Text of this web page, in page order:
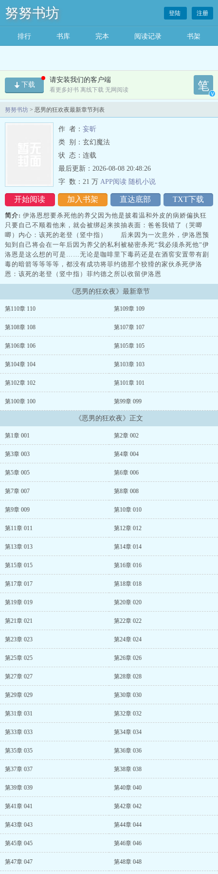
努努书坊 登陆 注册
排行 书库 完本 阅读记录 书架
下载
请安装我们的客户端
看更多好书 离线下载 无网阅读 笔
v
努努书坊 > 恶男的狂欢夜最新章节列表
作 者： 妄昕
类 别：玄幻魔法
状 态：连载
开始阅读 加入书架 直达底部 TXT下载
最后更新：2026-08-08 20:48:26
字 数： 21 万 APP阅读 随机小说
简介: 伊洛恩想要杀死他的养父因为他是披着温和外皮的病娇偏执狂
只要自己不顺着他来，就会被绑起来挨抽表面：爸爸我错了（哭唧
唧）内心：该死的老登（竖中指） 后来因为一次意外，伊洛恩预
知到自己将会在一年后因为养父的私利被秘密杀死“我必须杀死他”伊
洛恩是这么想的可是……无论是咖啡里下毒药还是在酒窖安置带有剧
毒的暗箭等等等等，都没有成功将菲约德那个狡猾的家伙杀死伊洛
恩：该死的老登（竖中指）菲约德之所以收留伊洛恩
《恶男的狂欢夜》最新章节
第110章 110 第109章 109
第108章 108 第107章 107
第106章 106 第105章 105
第104章 104 第103章 103
第102章 102 第101章 101
第100章 100 第99章 099
《恶男的狂欢夜》正文
第1章 001 第2章 002
第3章 003 第4章 004
第5章 005 第6章 006
第7章 007 第8章 008
第9章 009 第10章 010
第11章 011 第12章 012
第13章 013 第14章 014
第15章 015 第16章 016
第17章 017 第18章 018
第19章 019 第20章 020
第21章 021 第22章 022
第23章 023 第24章 024
第25章 025 第26章 026
第27章 027 第28章 028
第29章 029 第30章 030
第31章 031 第32章 032
第33章 033 第34章 034
第35章 035 第36章 036
第37章 037 第38章 038
第39章 039 第40章 040
第41章 041 第42章 042
第43章 043 第44章 044
第45章 045 第46章 046
第47章 047 第48章 048